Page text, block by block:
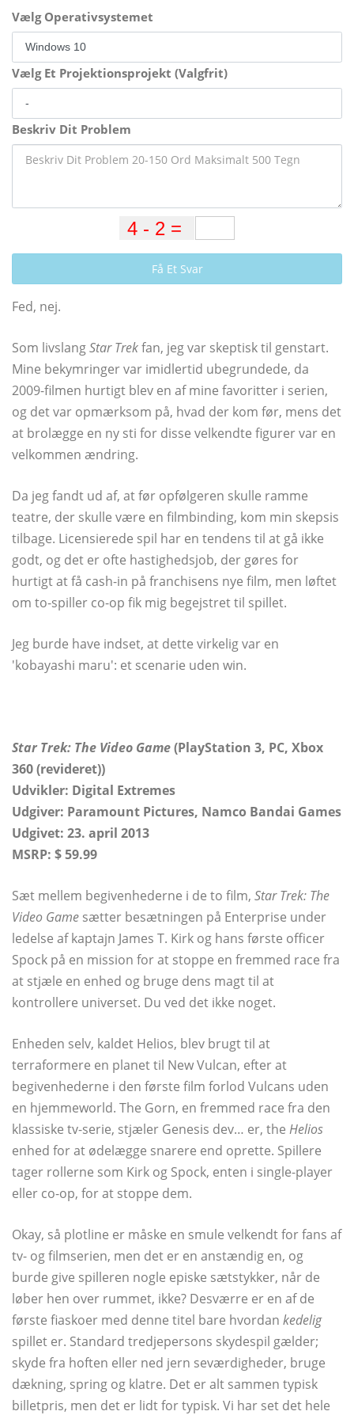
Vælg Operativsystemet
Vælg Et Projektionsprojekt (Valgfrit)
Beskriv Dit Problem
Få Et Svar
Fed, nej.
Som livslangStar Trekfan, jeg var skeptisk til genstart.
Mine bekymringer var imidlertid ubegrundede, da
2009-filmen hurtigt blev en af ​​mine favoritter i serien,
og det var opmærksom på, hvad der kom før, mens det
at brolægge en ny sti for disse velkendte figurer var en
velkommen ændring.
Da jeg fandt ud af, at før opfølgeren skulle ramme
teatre, der skulle være en filmbinding, kom min skepsis
tilbage. Licensierede spil har en tendens til at gå ikke
godt, og det er ofte hastighedsjob, der gøres for
hurtigt at få cash-in på franchisens nye film, men løftet
om to-spiller co-op fik mig begejstret til spillet.
Jeg burde have indset, at dette virkelig var en
'kobayashi maru': et scenarie uden win.
Star Trek: The Video Game(PlayStation 3, PC, Xbox
360 (revideret))
Udvikler: Digital Extremes
Udgiver: Paramount Pictures, Namco Bandai Games
Udgivet: 23. april 2013
MSRP: $ 59.99
Sæt mellem begivenhederne i de to film, Star Trek: The
Video Game sætter besætningen på Enterprise under
ledelse af kaptajn James T. Kirk og hans første officer
Spock på en mission for at stoppe en fremmed race fra
at stjæle en enhed og bruge dens magt til at
kontrollere universet. Du ved det ikke noget.
Enheden selv, kaldet Helios, blev brugt til at
terraformere en planet til New Vulcan, efter at
begivenhederne i den første film forlod Vulcans uden
en hjemmeworld. The Gorn, en fremmed race fra den
klassiske tv-serie, stjæler Genesis dev… er, the Helios
enhed for at ødelægge snarere end oprette. Spillere
tager rollerne som Kirk og Spock, enten i single-player
eller co-op, for at stoppe dem.
Okay, så plotline er måske en smule velkendt for fans af
tv- og filmserien, men det er en anstændig en, og
burde give spilleren nogle episke sætstykker, når de
løber hen over rummet, ikke? Desværre er en af ​​de
første fiaskoer med denne titel bare hvordan kedelig
spillet er. Standard tredjepersons skydespil gælder;
skyde fra hoften eller ned jern seværdigheder, bruge
dækning, spring og klatre. Det er alt sammen typisk
billetpris, men det er lidt for typisk. Vi har set det hele